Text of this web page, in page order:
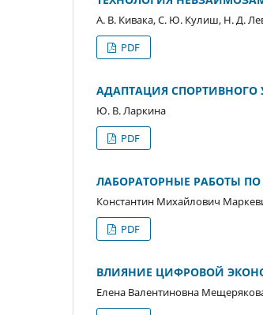
А. В. Кивака, С. Ю. Кулиш, Н. Д.
PDF
АДАПТАЦИЯ
Ю. В. Ларкина
PDF
ЛАБОРАТОРНЫЕ РАБОТЫ
Константин Михайлович
PDF
ВЛИЯНИЕ ЦИФРОВОЙ
Елена Валентиновна